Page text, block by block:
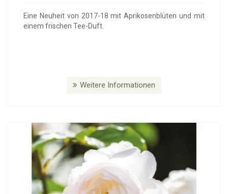
Eine Neuheit von 2017-18 mit Aprikosenblüten und mit
einem frischen Tee-Duft.
Weitere Informationen